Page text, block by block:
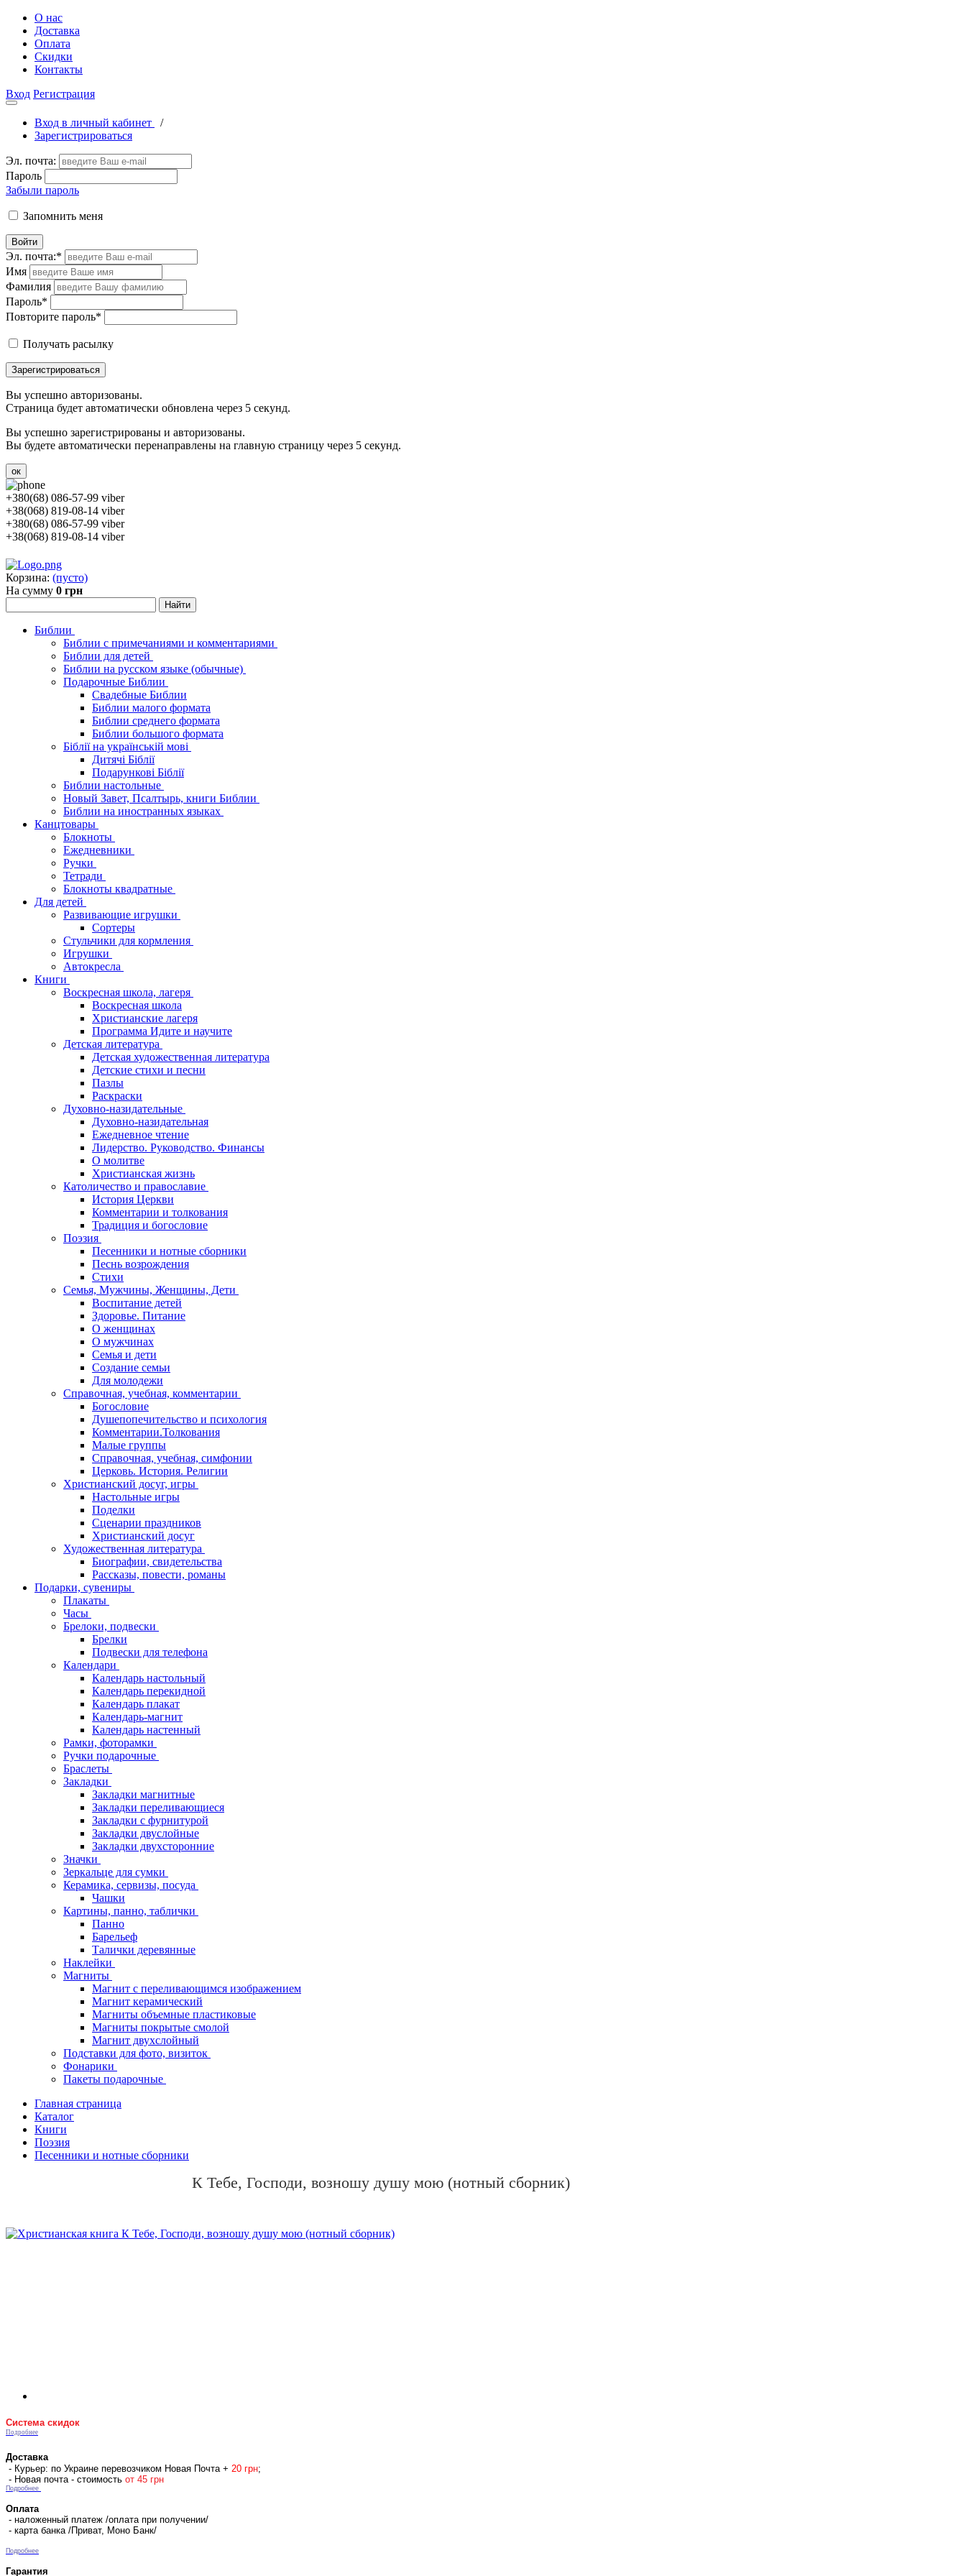
О нас
Доставка
Оплата
Скидки
Контакты
Вход Регистрация
Вход в личный кабинет
/
Зарегистрироваться
Эл. почта:
Пароль
Забыли пароль
Запомнить меня
Войти
Эл. почта:*
Имя
Фамилия
Пароль*
Повторите пароль*
Получать расылку
Зарегистрироваться
Вы успешно авторизованы.
Страница будет автоматически обновлена через 5 секунд.
Вы успешно зарегистрированы и авторизованы.
Вы будете автоматически перенаправлены на главную страницу через 5 секунд.
ок
+380(68) 086-57-99 viber
+38(068) 819-08-14 viber
+380(68) 086-57-99 viber
+38(068) 819-08-14 viber
Корзина: (пусто)
На сумму 0 грн
Библии
Библии с примечаниями и комментариями
Библии для детей
Библии на русском языке (обычные)
Подарочные Библии
Свадебные Библии
Библии малого формата
Библии среднего формата
Библии большого формата
Біблії на українській мові
Дитячі Біблії
Подарункові Біблії
Библии настольные
Новый Завет, Псалтырь, книги Библии
Библии на иностранных языках
Канцтовары
Блокноты
Ежедневники
Ручки
Тетради
Блокноты квадратные
Для детей
Развивающие игрушки
Сортеры
Стульчики для кормления
Игрушки
Автокресла
Книги
Воскресная школа, лагеря
Воскресная школа
Христианские лагеря
Программа Идите и научите
Детская литература
Детская художественная литература
Детские стихи и песни
Пазлы
Раскраски
Духовно-назидательные
Духовно-назидательная
Ежедневное чтение
Лидерство. Руководство. Финансы
О молитве
Христианская жизнь
Католичество и православие
История Церкви
Комментарии и толкования
Традиция и богословие
Поэзия
Песенники и нотные сборники
Песнь возрождения
Стихи
Семья, Мужчины, Женщины, Дети
Воспитание детей
Здоровье. Питание
О женщинах
О мужчинах
Семья и дети
Создание семьи
Для молодежи
Справочная, учебная, комментарии
Богословие
Душепопечительство и психология
Комментарии.Толкования
Малые группы
Справочная, учебная, симфонии
Церковь. История. Религии
Христианский досуг, игры
Настольные игры
Поделки
Сценарии праздников
Христианский досуг
Художественная литература
Биографии, свидетельства
Рассказы, повести, романы
Подарки, сувениры
Плакаты
Часы
Брелоки, подвески
Брелки
Подвески для телефона
Календари
Календарь настольный
Календарь перекидной
Календарь плакат
Календарь-магнит
Календарь настенный
Рамки, фоторамки
Ручки подарочные
Браслеты
Закладки
Закладки магнитные
Закладки переливающиеся
Закладки с фурнитурой
Закладки двуслойные
Закладки двухсторонние
Значки
Зеркальце для сумки
Керамика, сервизы, посуда
Чашки
Картины, панно, таблички
Панно
Барельеф
Талички деревянные
Наклейки
Магниты
Магнит с переливающимся изображением
Магнит керамический
Магниты объемные пластиковые
Магниты покрытые смолой
Магнит двухслойный
Подставки для фото, визиток
Фонарики
Пакеты подарочные
Главная страница
Каталог
Книги
Поэзия
Песенники и нотные сборники
К Тебе, Господи, возношу душу мою (нотный сборник)
Система скидок
Подробнее
Доставка
- Курьер: по Украине перевозчиком Новая Почта + 20 грн;
- Новая почта - стоимость от 45 грн
Подробнее
Оплата
- наложенный платеж /оплата при получении/
- карта банка /Приват, Моно Банк/
Подробнее
Гарантия